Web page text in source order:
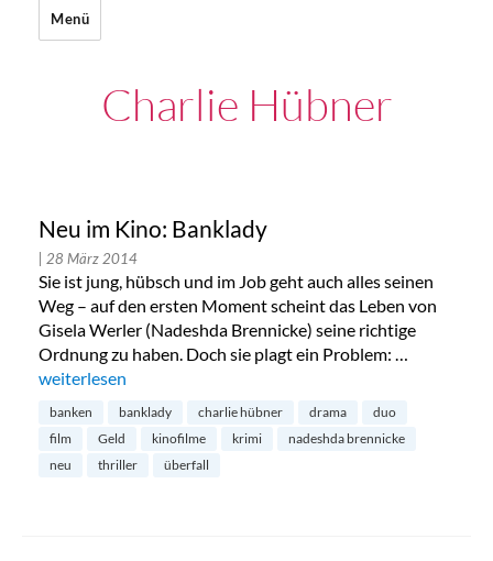
Menü
Charlie Hübner
Neu im Kino: Banklady
| 28 März 2014
Sie ist jung, hübsch und im Job geht auch alles seinen
Weg – auf den ersten Moment scheint das Leben von
Gisela Werler (Nadeshda Brennicke) seine richtige
Ordnung zu haben. Doch sie plagt ein Problem: …
„Neu im Kino: Banklady“
weiterlesen
banken banklady charlie hübner drama
duo
film
Geld kinofilme krimi
nadeshda brennicke
neu
thriller überfall